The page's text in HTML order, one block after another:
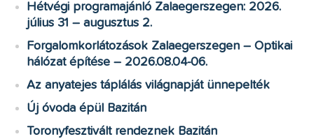
Hétvégi programajánló Zalaegerszegen: 2026.
július 31 – augusztus 2.
Forgalomkorlátozások Zalaegerszegen – Optikai
hálózat építése – 2026.08.04-06.
Az anyatejes táplálás világnapját ünnepelték
Új óvoda épül Bazitán
Toronyfesztivált rendeznek Bazitán